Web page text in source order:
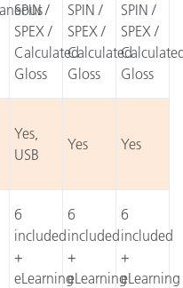
SPIN /
SPEX /
Calculated
Gloss
SPIN /
SPEX /
Calculated
Gloss
SPIN /
SPEX /
Gloss
Yes,
USB
Yes Yes
6
included
+
eLearning
6
included
+
eLearning
6
included
+
eLearning